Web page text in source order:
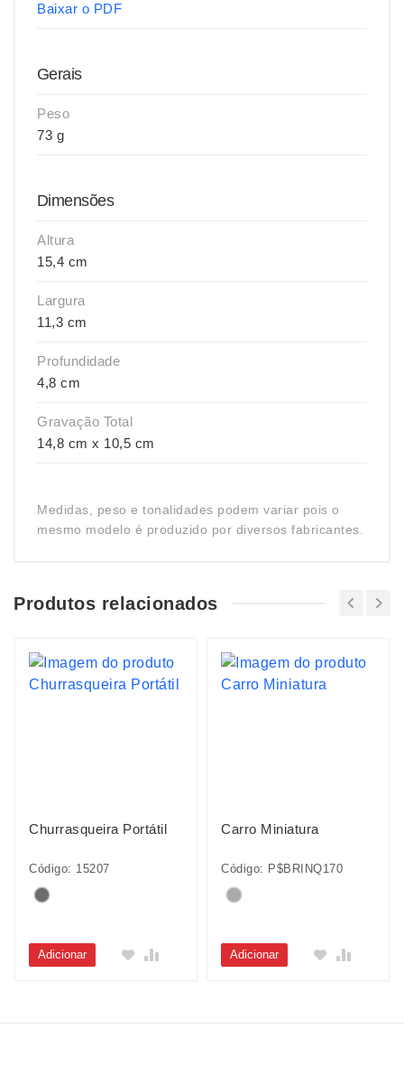
Baixar o PDF
Gerais
Peso
73 g
Dimensões
Altura
15,4 cm
Largura
11,3 cm
Profundidade
4,8 cm
Gravação Total
14,8 cm x 10,5 cm
Medidas, peso e tonalidades podem variar pois o
mesmo modelo é produzido por diversos fabricantes.
Produtos relacionados
Churrasqueira Portátil
Código: 15207
Adicionar
Carro Miniatura
Código: P$BRINQ170
Adicionar